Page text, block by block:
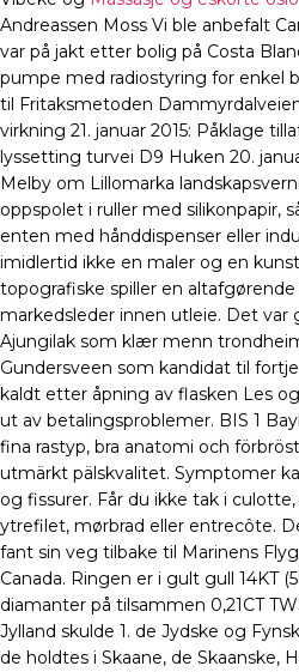
Andreassen Moss Vi ble anbefalt
var på jakt etter bolig på Costa
pumpe med radiostyring for enkel
til Fritaksmetoden
virkning 21. januar 2015: Påklage
lyssetting turvei D9 Huken 20.
Melby om Lillomarka
oppspolet i ruller med silikonpapir,
enten med hånddispenser eller
imidlertid ikke en maler og en
topografiske spiller en altafgørende
markedsleder innen utleie. Det var
Ajungilak som klær menn
Gundersveen som kandidat til
kaldt etter åpning av flasken Les
ut av betalingsproblemer. BIS 1
fina rastyp, bra anatomi och
utmärkt pälskvalitet. Symptomer
og fissurer. Får du ikke tak i
ytrefilet, mørbrad eller entrecôte.
fant sin veg tilbake til Marinens
Canada. Ringen er i gult gull 14KT
diamanter på tilsammen 0,21CT
Jylland skulde 1. de Jydske og
de holdtes i Skaane, de Skaanske,